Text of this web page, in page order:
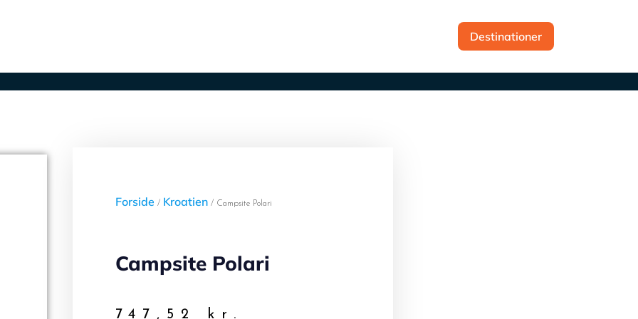
Destinationer
Forside / Kroatien / Campsite Polari
Campsite Polari
747,52 kr.